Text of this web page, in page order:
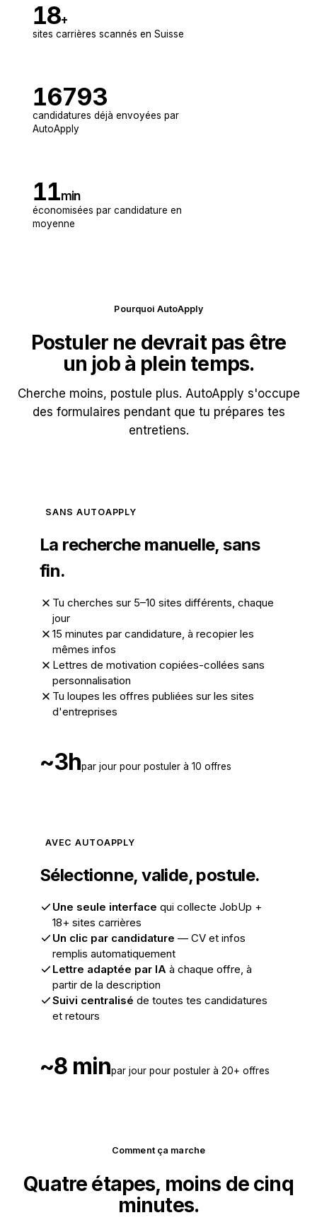
18+
sites carrières scannés en Suisse
16793
candidatures déjà envoyées par
AutoApply
11min
économisées par candidature en
moyenne
Pourquoi AutoApply
Postuler ne devrait pas être
un job à plein temps.
Cherche moins, postule plus. AutoApply s'occupe
des formulaires pendant que tu prépares tes
entretiens.
SANS AUTOAPPLY
La recherche manuelle, sans
fin.
Tu cherches sur 5–10 sites différents, chaque
jour
15 minutes par candidature, à recopier les
mêmes infos
Lettres de motivation copiées-collées sans
personnalisation
Tu loupes les offres publiées sur les sites
d'entreprises
~3hpar jour pour postuler à 10 offres
AVEC AUTOAPPLY
Sélectionne, valide, postule.
Une seule interface qui collecte JobUp +
18+ sites carrières
Un clic par candidature — CV et infos
remplis automatiquement
Lettre adaptée par IA à chaque offre, à
partir de la description
Suivi centralisé de toutes tes candidatures
et retours
~8 minpar jour pour postuler à 20+ offres
Comment ça marche
Quatre étapes, moins de cinq
minutes.